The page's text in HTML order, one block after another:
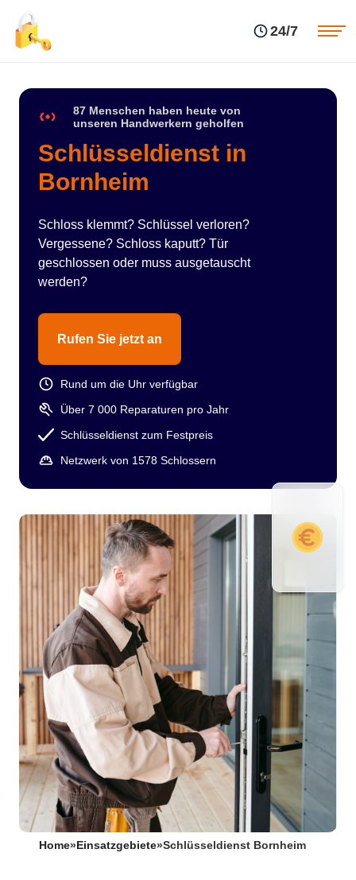
24/7
87 Menschen haben heute von
unseren Handwerkern geholfen
Schlüsseldienst in
Bornheim
Schloss klemmt? Schlüssel verloren?
Vergessene? Schloss kaputt? Tür
geschlossen oder muss ausgetauscht
werden?
Rufen Sie jetzt an
Rund um die Uhr verfügbar
Über 7 000 Reparaturen pro Jahr
Schlüsseldienst zum Festpreis
Netzwerk von 1578 Schlossern
Home» Einsatzgebiete»Schlüsseldienst Bornheim